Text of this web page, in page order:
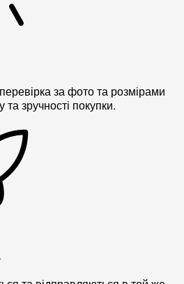
за фото та розмірами
зручності покупки.